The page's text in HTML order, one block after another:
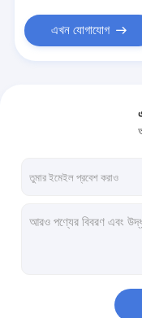
এখন যোগাযোগ